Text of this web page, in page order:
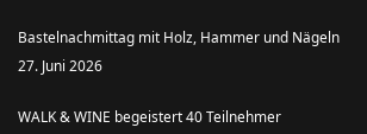
Bastelnachmittag mit Holz, Hammer und Nägeln
27. Juni 2026
WALK & WINE begeistert 40 Teilnehmer